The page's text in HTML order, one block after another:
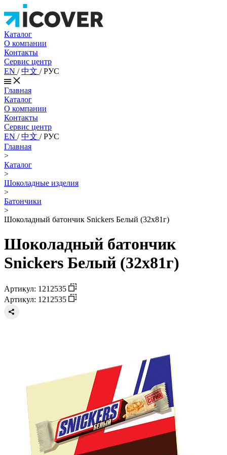
Каталог
О компании
Контакты
Сервис центр
EN /中文 /РУС
Главная
Каталог
О компании
Контакты
Сервис центр
EN /中文 /РУС
Главная
>
Каталог
>
Шоколадные изделия
>
Батончики
>
Шоколадный батончик Snickers Белый (32х81г)
Шоколадный батончик
Snickers Белый (32х81г)
Артикул: 1212535
Артикул: 1212535